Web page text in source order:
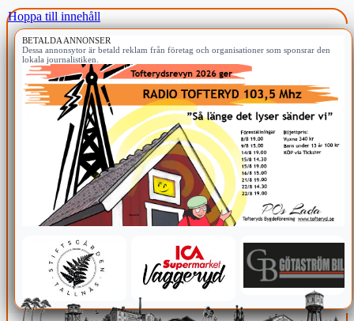
Hoppa till innehåll
BETALDA ANNONSER
Dessa annonsytor är betald reklam från företag och organisationer som sponsrar den
lokala journalistiken.